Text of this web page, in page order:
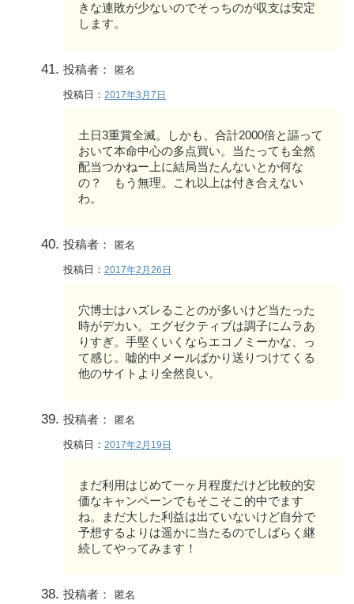
きな連敗が少ないのでそっちのが収支は安定
します。
投稿者： 匿名
投稿日： 2017年3月7日
土日3重賞全滅。しかも、合計2000倍と謳って
おいて本命中心の多点買い。当たっても全然
配当つかねー上に結局当たんないとか何な
の？ もう無理。これ以上は付き合えない
わ。
投稿者： 匿名
投稿日： 2017年2月26日
穴博士はハズレることのが多いけど当たった
時がデカい。エグゼクティブは調子にムラあ
りすぎ。手堅くいくならエコノミーかな、っ
て感じ。嘘的中メールばかり送りつけてくる
他のサイトより全然良い。
投稿者： 匿名
投稿日： 2017年2月19日
まだ利用はじめて一ヶ月程度だけど比較的安
価なキャンペーンでもそこそこ的中でます
ね。まだ大した利益は出ていないけど自分で
予想するよりは遥かに当たるのでしばらく継
続してやってみます！
投稿者： 匿名